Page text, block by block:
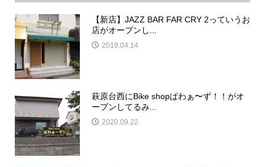
【新店】JAZZ BAR FAR CRY 2っていうお
店がオープンし...
2019.04.14
萩原台西にBike shopぱわぁ〜ず！！がオ
ープンしてるみ...
2020.09.22